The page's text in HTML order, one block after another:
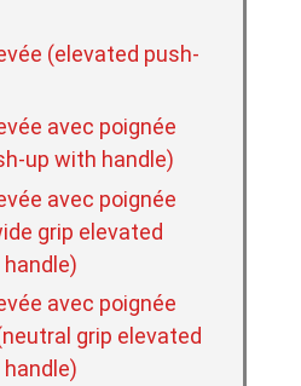
(elevated push-
avec poignée
up with handle)
avec poignée
grip elevated
avec poignée
grip elevated